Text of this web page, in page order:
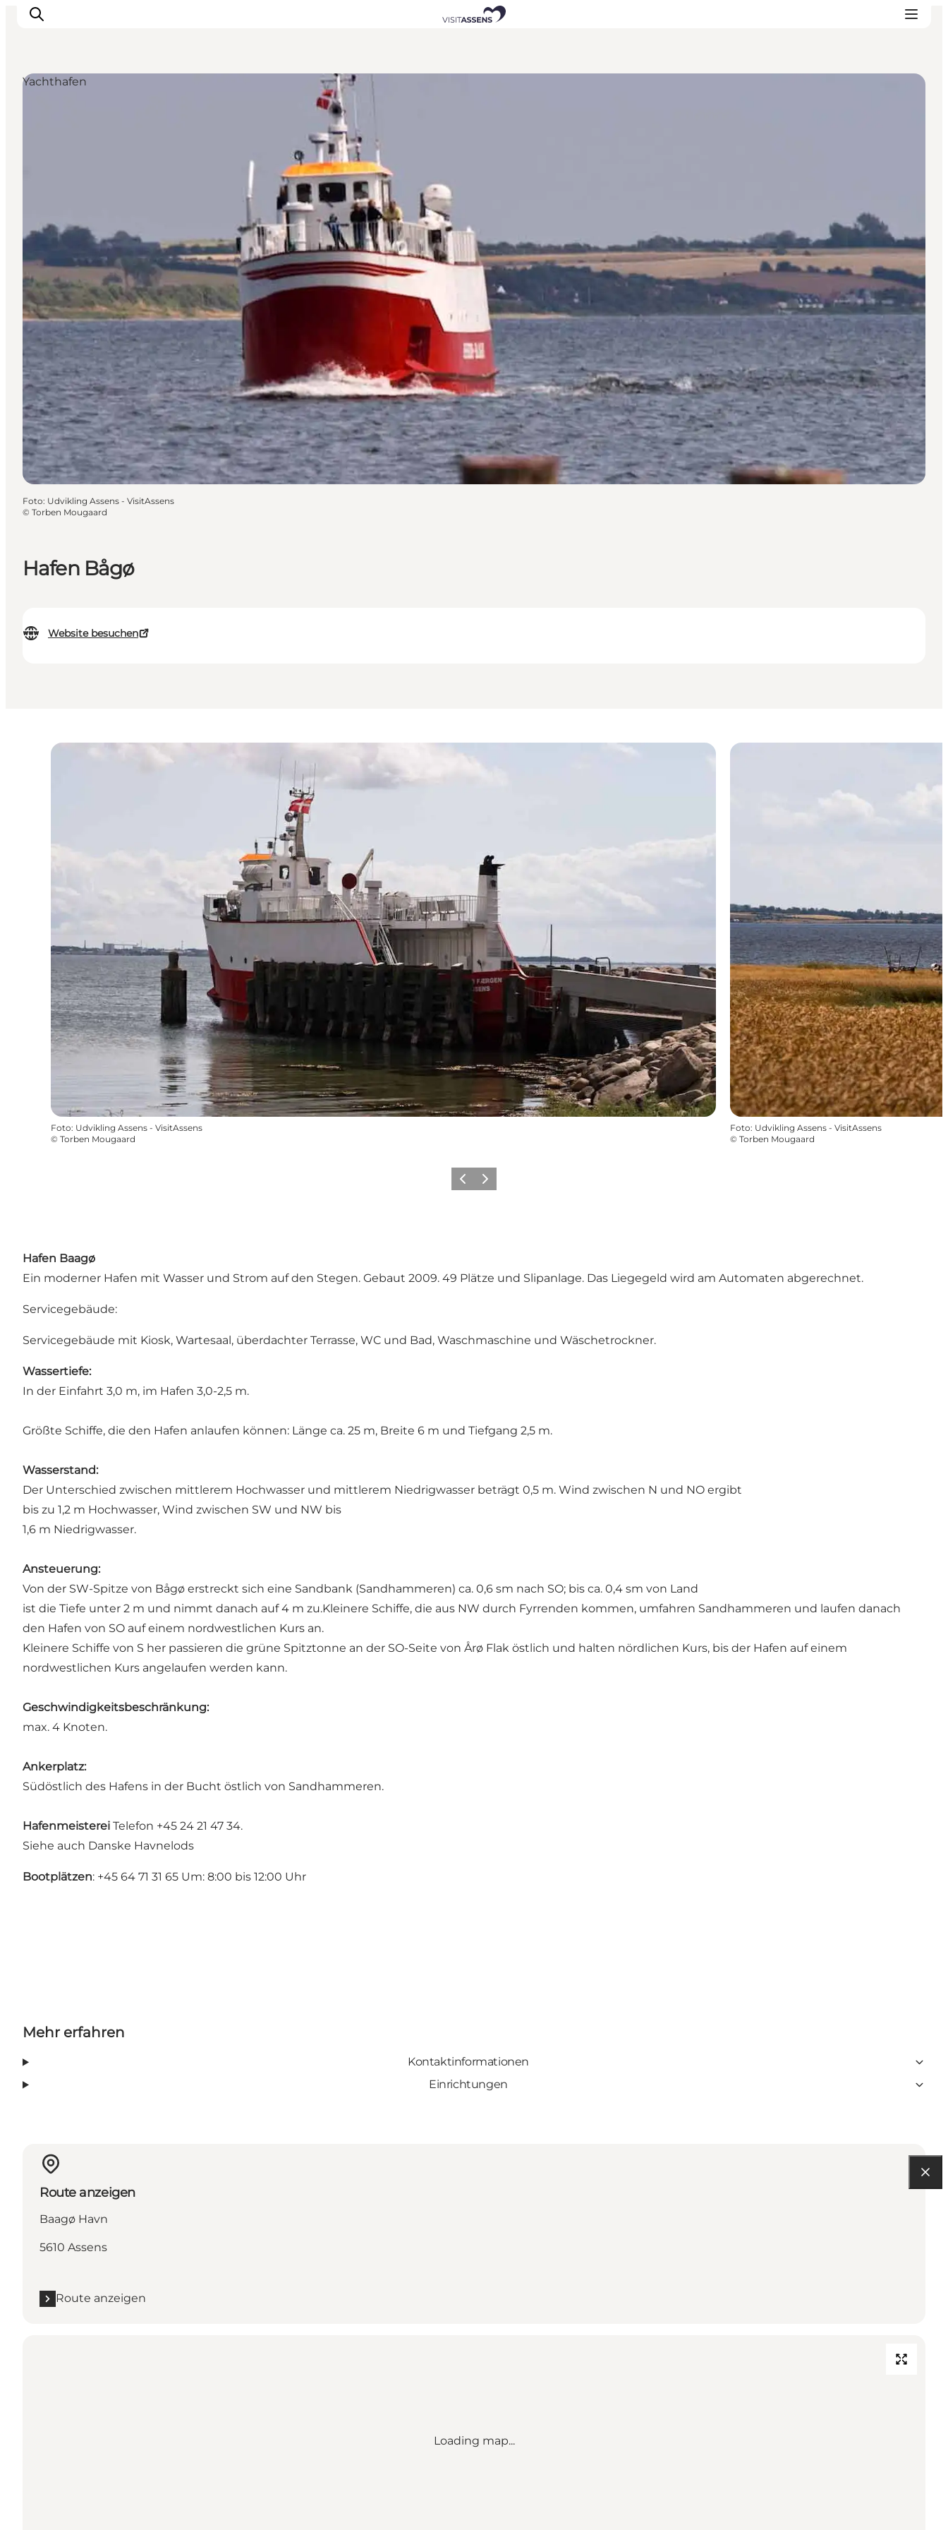
Hafen Bågø
Website besuchen
Yachthafen
Foto: Udvikling Assens - VisitAssens
© Torben Mougaard
Foto: Udvikling Assens - VisitAssens
© Torben Mougaard
Foto: Udvikling Assens - VisitAssens
© Torben Mougaard
ZurückWeiter
Hafen Baagø
Ein moderner Hafen mit Wasser und Strom auf den Stegen. Gebaut 2009. 49 Plätze und Slipanlage. Das Liegegeld wird am Automaten abgerechnet.
Servicegebäude:
Servicegebäude mit Kiosk, Wartesaal, überdachter Terrasse, WC und Bad, Waschmaschine und Wäschetrockner.
Wassertiefe:
In der Einfahrt 3,0 m, im Hafen 3,0-2,5 m.
Größte Schiffe, die den Hafen anlaufen können: Länge ca. 25 m, Breite 6 m und Tiefgang 2,5 m.
Wasserstand:
Der Unterschied zwischen mittlerem Hochwasser und mittlerem Niedrigwasser beträgt 0,5 m. Wind zwischen N und NO ergibt
bis zu 1,2 m Hochwasser, Wind zwischen SW und NW bis
1,6 m Niedrigwasser.
Ansteuerung:
Von der SW-Spitze von Bågø erstreckt sich eine Sandbank (Sandhammeren) ca. 0,6 sm nach SO; bis ca. 0,4 sm von Land
ist die Tiefe unter 2 m und nimmt danach auf 4 m zu.Kleinere Schiffe, die aus NW durch Fyrrenden kommen, umfahren Sandhammeren und laufen danach
den Hafen von SO auf einem nordwestlichen Kurs an.
Kleinere Schiffe von S her passieren die grüne Spitztonne an der SO-Seite von Årø Flak östlich und halten nördlichen Kurs, bis der Hafen auf einem
nordwestlichen Kurs angelaufen werden kann.
Geschwindigkeitsbeschränkung:
max. 4 Knoten.
Ankerplatz:
Südöstlich des Hafens in der Bucht östlich von Sandhammeren.
Hafenmeisterei Telefon +45 24 21 47 34.
Siehe auch Danske Havnelods
Bootplätzen: +45 64 71 31 65 Um: 8:00 bis 12:00 Uhr
Mehr erfahren
Kontaktinformationen
Einrichtungen
Route anzeigen
Baagø Havn
5610 Assens
Route anzeigen
Loading map...